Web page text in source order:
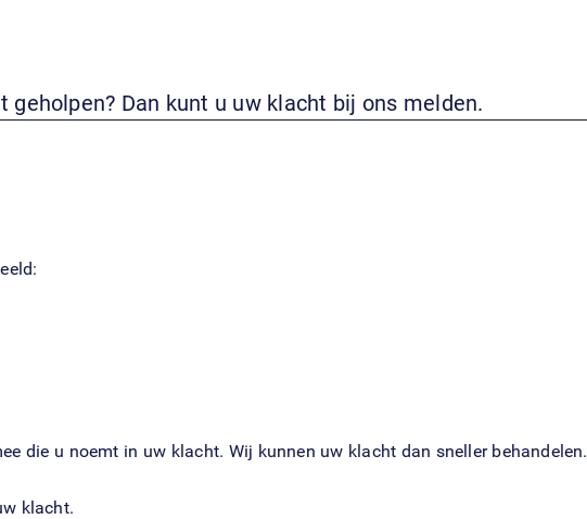
Dan kunt u uw klacht bij ons melden.
die u noemt in uw klacht. Wij kunnen uw klacht dan sneller behandelen.
klacht.